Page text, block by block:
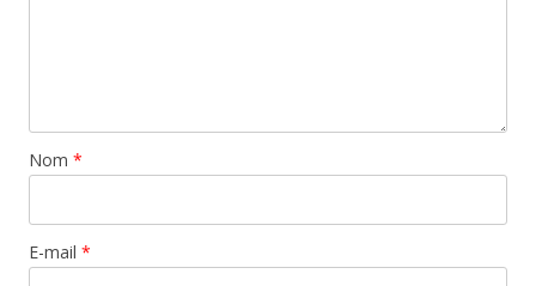
Nom *
E-mail *